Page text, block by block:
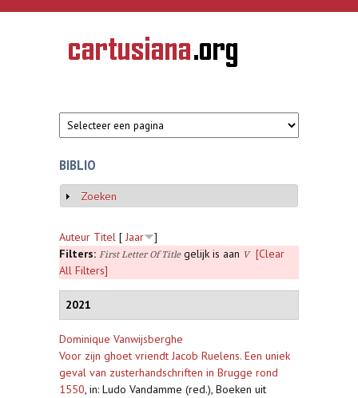
Overslaan en naar de inhoud gaan
CARTUSIANA
Geschiedenis
van de
BIBLIO
Weergeven
Zoeken
Auteur Titel [ Jaar
]
Filters: First Letter Of Titlegelijk is aan V
[Clear
All Filters]
2021
Dominique Vanwijsberghe
Voor zijn ghoet vriendt Jacob Ruelens. Een uniek
geval van zusterhandschriften in Brugge rond
1550, in: Ludo Vandamme (red.), Boeken uit